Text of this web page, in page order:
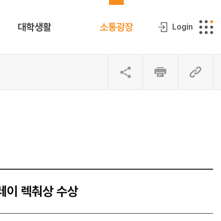
대학생활 소통광장 Login
이 렉춰상 수상